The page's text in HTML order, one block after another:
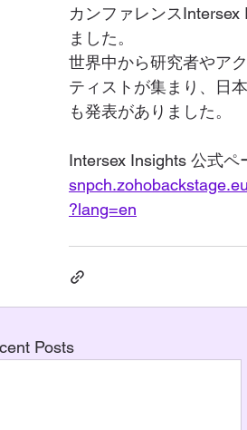
カンファレンス
ました。
世界中から研究者やア
ティストが集まり、日
も発表がありました。
Intersex Insights 公式ペ
?lang=en
Posts